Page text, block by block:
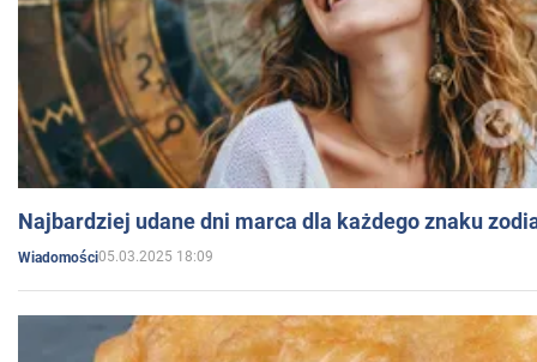
Najbardziej udane dni marca dla każdego znaku
Wiadomości05.03.2025 18:09